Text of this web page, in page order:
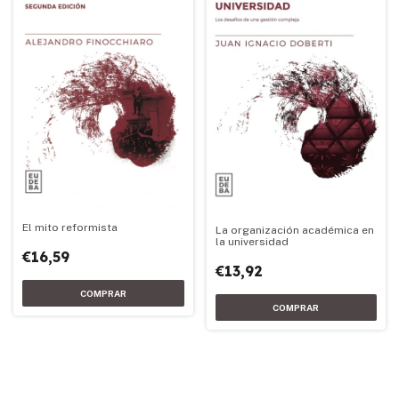
El mito reformista
€16,59
La organización académica en
la universidad
€13,92